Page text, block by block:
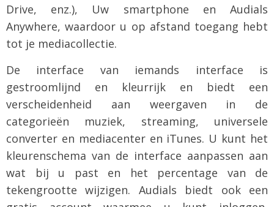
Drive, enz.), Uw smartphone en Audials
Anywhere, waardoor u op afstand toegang hebt
tot je mediacollectie.
De interface van iemands interface is
gestroomlijnd en kleurrijk en biedt een
verscheidenheid aan weergaven in de
categorieën muziek, streaming, universele
converter en mediacenter en iTunes. U kunt het
kleurenschema van de interface aanpassen aan
wat bij u past en het percentage van de
tekengrootte wijzigen. Audials biedt ook een